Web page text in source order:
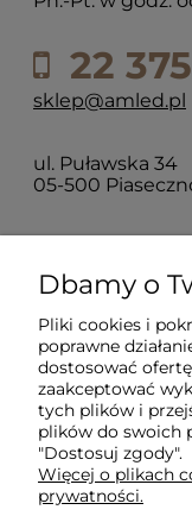
22
sklep@amled.pl
ul. Puławska 34
05-500
Dla klientów
Informacje
O firmie
Dbamy o
Pliki cookies i
poprawne
dostosować
zaakceptować
tych plików i
plików do swoich
"Dostosuj zgody".
Więcej o plikach
prywatności.